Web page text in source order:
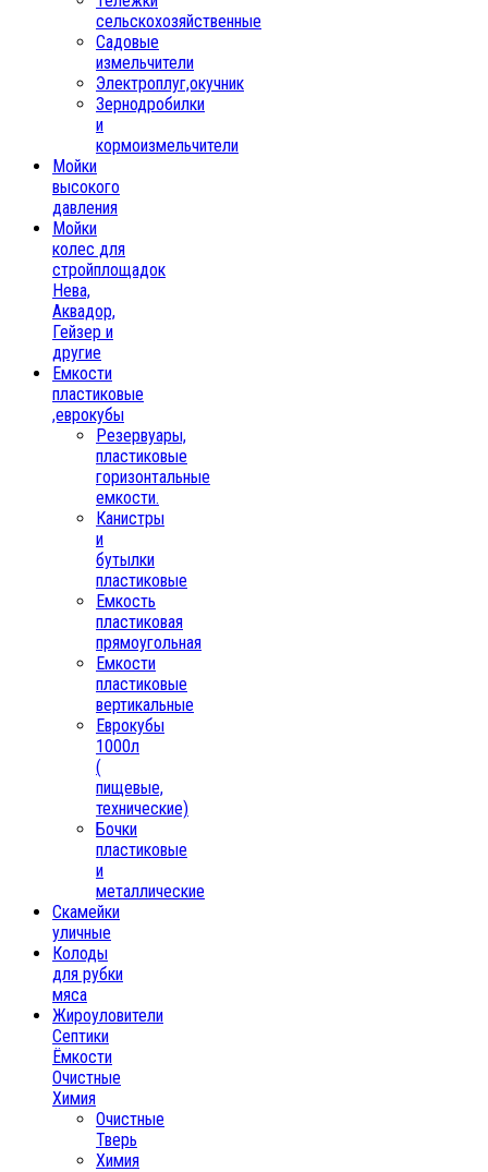
сельскохозяйственные
Садовые
измельчители
Электроплуг,окучник
Зернодробилки
и
кормоизмельчители
Мойки
высокого
давления
Мойки
колес для
стройплощадок
Нева,
Аквадор,
Гейзер и
другие
Емкости
пластиковые
,еврокубы
Резервуары,
пластиковые
горизонтальные
емкости.
Канистры
и
бутылки
пластиковые
Емкость
пластиковая
прямоугольная
Емкости
пластиковые
вертикальные
Еврокубы
1000л
(
пищевые,
технические)
Бочки
пластиковые
и
металлические
Скамейки
уличные
Колоды
для рубки
мяса
Жироуловители
Септики
Ёмкости
Очистные
Химия
Очистные
Тверь
Химия